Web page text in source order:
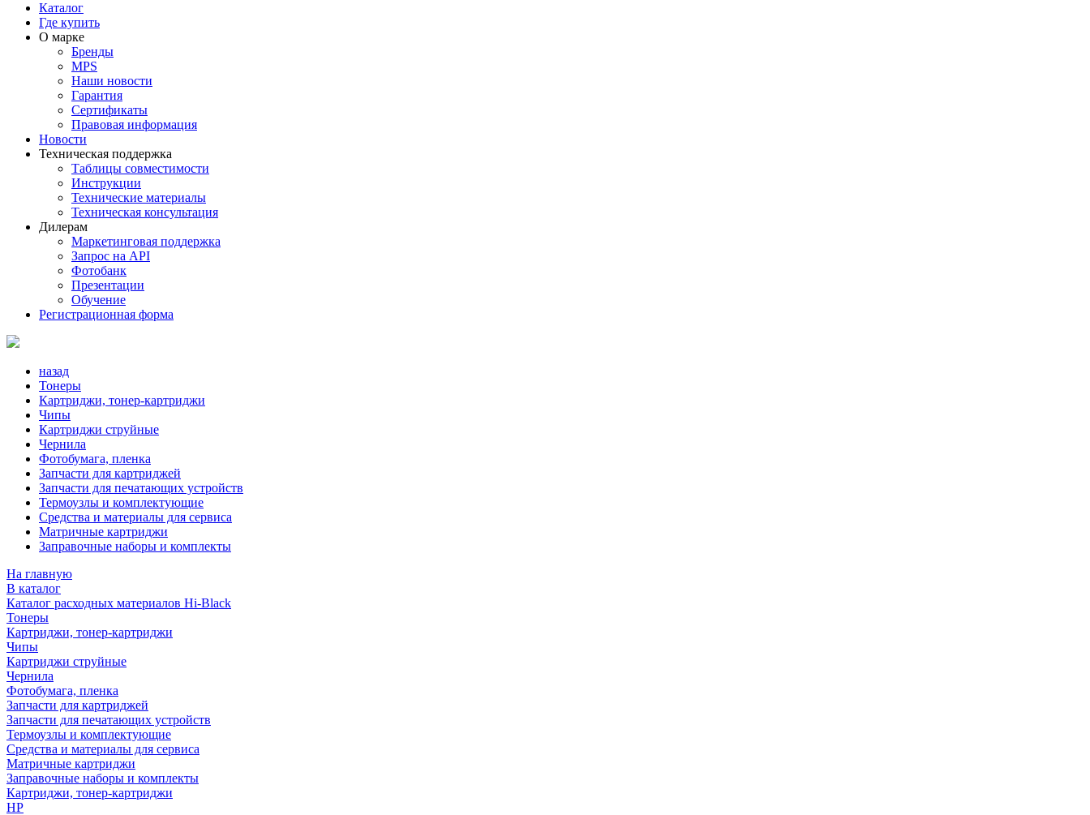
Каталог
Где купить
О марке
Бренды
MPS
Наши новости
Гарантия
Сертификаты
Правовая информация
Новости
Техническая поддержка
Таблицы совместимости
Инструкции
Технические материалы
Техническая консультация
Дилерам
Маркетинговая поддержка
Запрос на API
Фотобанк
Презентации
Обучение
Регистрационная форма
назад
Тонеры
Картриджи, тонер-картриджи
Чипы
Картриджи струйные
Чернила
Фотобумага, пленка
Запчасти для картриджей
Запчасти для печатающих устройств
Термоузлы и комплектующие
Средства и материалы для сервиса
Матричные картриджи
Заправочные наборы и комплекты
На главную
В каталог
Каталог расходных материалов Hi-Black
Тонеры
Картриджи, тонер-картриджи
Чипы
Картриджи струйные
Чернила
Фотобумага, пленка
Запчасти для картриджей
Запчасти для печатающих устройств
Термоузлы и комплектующие
Средства и материалы для сервиса
Матричные картриджи
Заправочные наборы и комплекты
Картриджи, тонер-картриджи
HP